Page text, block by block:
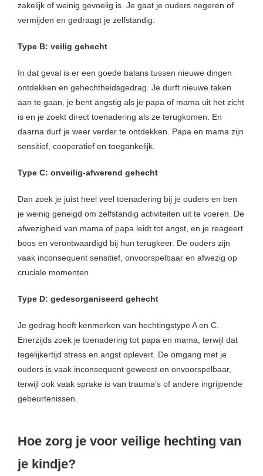
zakelijk of weinig gevoelig is. Je gaat je ouders negeren of
vermijden en gedraagt je zelfstandig.
Type B: veilig gehecht
In dat geval is er een goede balans tussen nieuwe dingen
ontdekken en gehechtheidsgedrag. Je durft nieuwe taken
aan te gaan, je bent angstig als je papa of mama uit het zicht
is en je zoekt direct toenadering als ze terugkomen. En
daarna durf je weer verder te ontdekken. Papa en mama zijn
sensitief, coöperatief en toegankelijk.
Type C: onveilig-afwerend gehecht
Dan zoek je juist heel veel toenadering bij je ouders en ben
je weinig geneigd om zelfstandig activiteiten uit te voeren. De
afwezigheid van mama of papa leidt tot angst, en je reageert
boos en verontwaardigd bij hun terugkeer. De ouders zijn
vaak inconsequent sensitief, onvoorspelbaar en afwezig op
cruciale momenten.
Type D: gedesorganiseerd gehecht
Je gedrag heeft kenmerken van hechtingstype A en C.
Enerzijds zoek je toenadering tot papa en mama, terwijl dat
tegelijkertijd stress en angst oplevert. De omgang met je
ouders is vaak inconsequent geweest en onvoorspelbaar,
terwijl ook vaak sprake is van trauma’s of andere ingrijpende
gebeurtenissen.
Hoe zorg je voor veilige hechting van
je kindje?